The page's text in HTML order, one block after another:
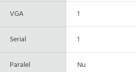
VGA 1
Serial 1
Paralel Nu